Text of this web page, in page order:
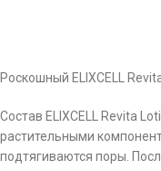
Роскошный ELIXCELL
Состав ELIXCELL Revita
растительными
подтягиваются поры.